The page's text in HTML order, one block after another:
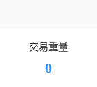
交易重量
0